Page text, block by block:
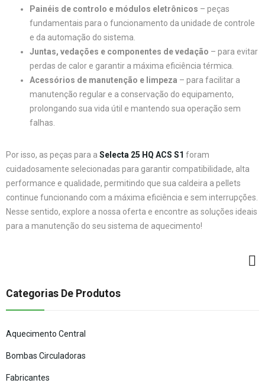
Painéis de controlo e módulos eletrônicos – peças
fundamentais para o funcionamento da unidade de controle
e da automação do sistema.
Juntas, vedações e componentes de vedação – para evitar
perdas de calor e garantir a máxima eficiência térmica.
Acessórios de manutenção e limpeza – para facilitar a
manutenção regular e a conservação do equipamento,
prolongando sua vida útil e mantendo sua operação sem
falhas.
Por isso, as peças para a Selecta 25 HQ ACS S1 foram
cuidadosamente selecionadas para garantir compatibilidade, alta
performance e qualidade, permitindo que sua caldeira a pellets
continue funcionando com a máxima eficiência e sem interrupções.
Nesse sentido, explore a nossa oferta e encontre as soluções ideais
para a manutenção do seu sistema de aquecimento!
Categorias De Produtos
Aquecimento Central
Bombas Circuladoras
Fabricantes